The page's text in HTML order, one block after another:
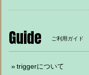
Guide ご利用ガイド
triggerについて